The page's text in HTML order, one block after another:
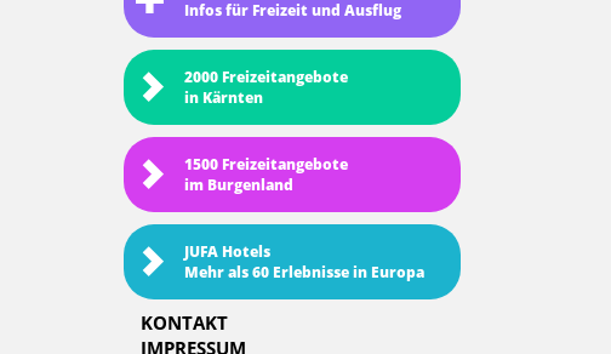
Infos für Freizeit und Ausflug
2000 Freizeitangebote
in Kärnten
1500 Freizeitangebote
im Burgenland
JUFA Hotels
Mehr als 60 Erlebnisse in Europa
KONTAKT
IMPRESSUM